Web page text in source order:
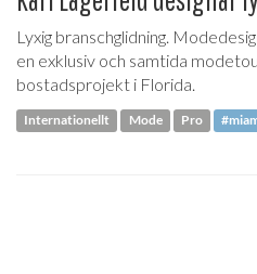
Lyxig branschglidning.
en exklusiv och samtida
bostadsprojekt i Florida.
Internationellt Mode Pro